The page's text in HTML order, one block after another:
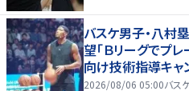
バスケ男子・八
望「Ｂリーグでプ
向け技術指導キャ
2026/08/06 05:00バス